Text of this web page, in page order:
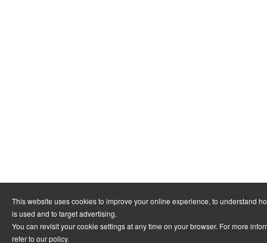
This website uses cookies to improve your online experience, to understand
is used and to target advertising.
You can revisit your cookie settings at any time on your browser. For more
refer to our policy.